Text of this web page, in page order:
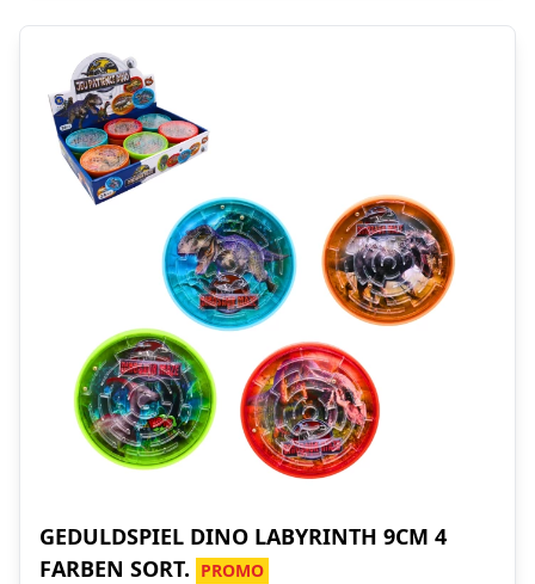
GEDULDSPIEL DINO LABYRINTH 9CM 4
FARBEN SORT. PROMO